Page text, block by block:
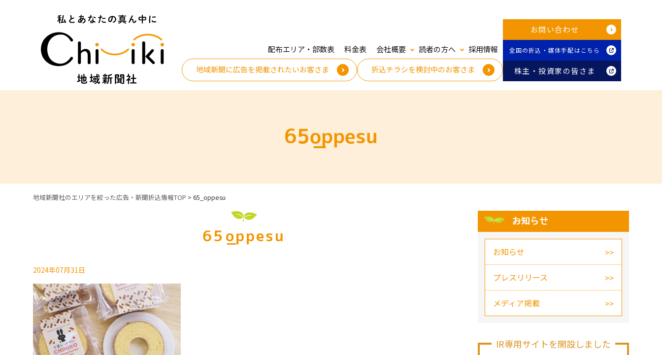
配布エリア・部数表 料金表 会社概要 読者の方へ
採用情報
地域新聞に広告を掲載されたいお客さま
折込チラシを検討中のお客さま
お問い合わせ
全国の折込・媒体手配はこちら
株主・投資家の皆さま
65_oppesu
地域新聞社のエリアを絞った広告・新聞折込情報TOP >65_oppesu
65_oppesu
2024年07月31日
お知らせ
お知らせ
プレスリリース
メディア掲載
IR専用サイトを開設しました